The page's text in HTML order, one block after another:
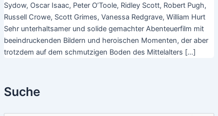
Suche
Sydow, Oscar Isaac, Peter O’Toole, Ridley Scott, Robert Pugh,
Russell Crowe, Scott Grimes, Vanessa Redgrave, William Hurt
Sehr unterhaltsamer und solide gemachter Abenteuerfilm mit
beeindruckenden Bildern und heroischen Momenten, der aber
trotzdem auf dem schmutzigen Boden des Mittelalters […]